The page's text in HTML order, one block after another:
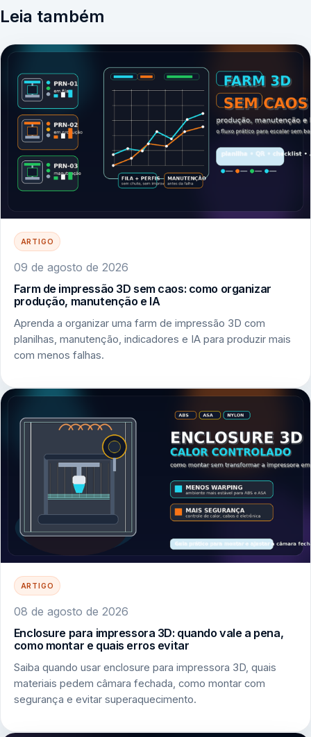
Leia também
ARTIGO
09 de agosto de 2026
Farm de impressão 3D sem caos: como organizar
produção, manutenção e IA
Aprenda a organizar uma farm de impressão 3D com
planilhas, manutenção, indicadores e IA para produzir mais
com menos falhas.
ARTIGO
08 de agosto de 2026
Enclosure para impressora 3D: quando vale a pena,
como montar e quais erros evitar
Saiba quando usar enclosure para impressora 3D, quais
materiais pedem câmara fechada, como montar com
segurança e evitar superaquecimento.